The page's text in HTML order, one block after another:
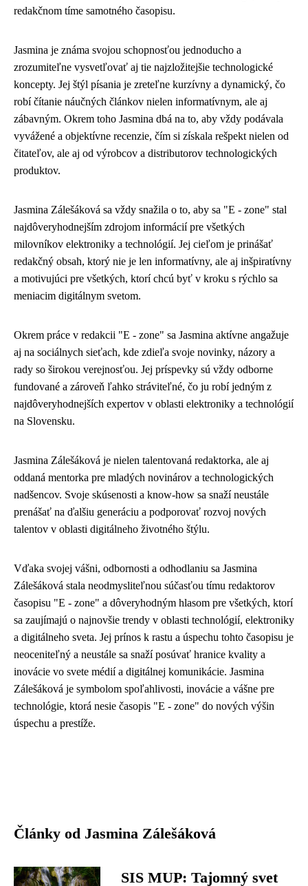
redakčnom tíme samotného časopisu.
Jasmina je známa svojou schopnosťou jednoducho a
zrozumiteľne vysvetľovať aj tie najzložitejšie technologické
koncepty. Jej štýl písania je zreteľne kurzívny a dynamický, čo
robí čítanie náučných článkov nielen informatívnym, ale aj
zábavným. Okrem toho Jasmina dbá na to, aby vždy podávala
vyvážené a objektívne recenzie, čím si získala rešpekt nielen od
čitateľov, ale aj od výrobcov a distributorov technologických
produktov.
Jasmina Zálešáková sa vždy snažila o to, aby sa "E - zone" stal
najdôveryhodnejším zdrojom informácií pre všetkých
milovníkov elektroniky a technológií. Jej cieľom je prinášať
redakčný obsah, ktorý nie je len informatívny, ale aj inšpiratívny
a motivujúci pre všetkých, ktorí chcú byť v kroku s rýchlo sa
meniacim digitálnym svetom.
Okrem práce v redakcii "E - zone" sa Jasmina aktívne angažuje
aj na sociálnych sieťach, kde zdieľa svoje novinky, názory a
rady so širokou verejnosťou. Jej príspevky sú vždy odborne
fundované a zároveň ľahko stráviteľné, čo ju robí jedným z
najdôveryhodnejších expertov v oblasti elektroniky a technológií
na Slovensku.
Jasmina Zálešáková je nielen talentovaná redaktorka, ale aj
oddaná mentorka pre mladých novinárov a technologických
nadšencov. Svoje skúsenosti a know-how sa snaží neustále
prenášať na ďalšiu generáciu a podporovať rozvoj nových
talentov v oblasti digitálneho životného štýlu.
Vďaka svojej vášni, odbornosti a odhodlaniu sa Jasmina
Zálešáková stala neodmysliteľnou súčasťou tímu redaktorov
časopisu "E - zone" a dôveryhodným hlasom pre všetkých, ktorí
sa zaujímajú o najnovšie trendy v oblasti technológií, elektroniky
a digitálneho sveta. Jej prínos k rastu a úspechu tohto časopisu je
neoceniteľný a neustále sa snaží posúvať hranice kvality a
inovácie vo svete médií a digitálnej komunikácie. Jasmina
Zálešáková je symbolom spoľahlivosti, inovácie a vášne pre
technológie, ktorá nesie časopis "E - zone" do nových výšin
úspechu a prestíže.
Články od Jasmina Zálešáková
SIS MUP: Tajomný svet